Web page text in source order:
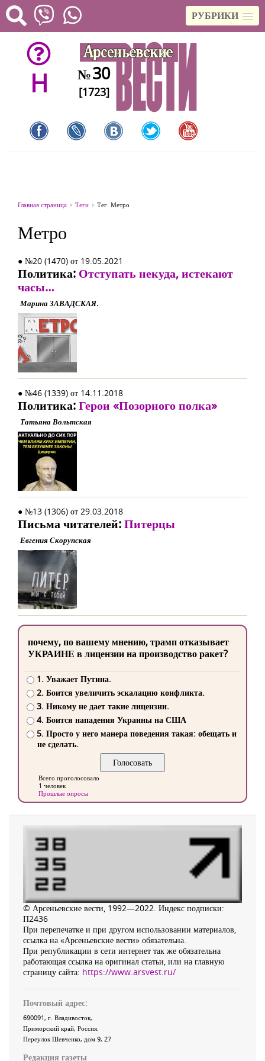
РУБРИКИ
H №30
[1723]
Главная страница Теги Тег: Метро
Метро
● №20 (1470) от 19.05.2021
Политика: Отступать некуда, истекают
часы…
Марина ЗАВАДСКАЯ.
● №46 (1339) от 14.11.2018
Политика:Герои «Позорного полка»
Татьяна Вольтская
● №13 (1306) от 29.03.2018
Письма читателей:Питерцы
Евгения Скорупская
почему, по вашему мнению, трамп отказывает
УКРАИНЕ в лицензии на производство ракет?
1. Уважает Путина.
2. Боится увеличить эскалацию конфликта.
3. Никому не дает такие лицензии.
4. Боится нападения Украины на США
5. Просто у него манера поведения такая: обещать и
не сделать.
Всего проголосовало
1 человек
Прошлые опросы
© Арсеньевские вести, 1992—2022. Индекс подписки:
П2436
При перепечатке и при другом использовании материалов,
ссылка на «Арсеньевские вести» обязательна.
При републикации в сети интернет так же обязательна
работающая ссылка на оригинал статьи, или на главную
страницу сайта: https://www.arsvest.ru/
Почтовый адрес:
690091, г. Владивосток,
Приморский край, Россия
Переулок Шевченко, дом 9, 27
Редакция газеты